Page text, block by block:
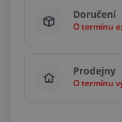
1 000,00 m
Násobky 100,00 m
Doručení
O termínu
Prodejny
O termínu